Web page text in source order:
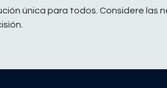
única para todos. Considere las